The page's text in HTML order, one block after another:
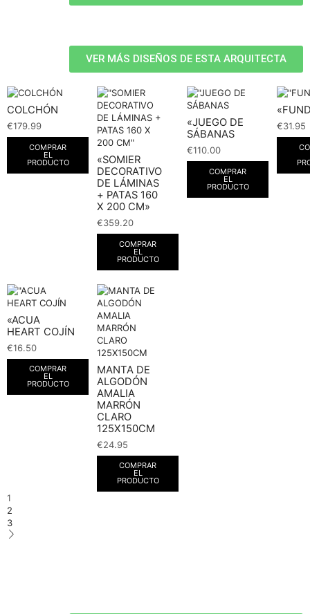
VER MÁS DISEÑOS DE ESTA ARQUITECTA
COLCHÓN
€179.99
COMPRAR
EL
PRODUCTO
«SOMIER
DECORATIVO
DE LÁMINAS
+ PATAS 160
X 200 CM»
€359.20
COMPRAR
EL
PRODUCTO
«JUEGO DE
SÁBANAS
€110.00
COMPRAR
EL
PRODUCTO
€31.95
«ACUA
HEART COJÍN
€16.50
COMPRAR
EL
PRODUCTO
MANTA DE
ALGODÓN
AMALIA
MARRÓN
CLARO
125X150CM
€24.95
COMPRAR
EL
PRODUCTO
1
2
3